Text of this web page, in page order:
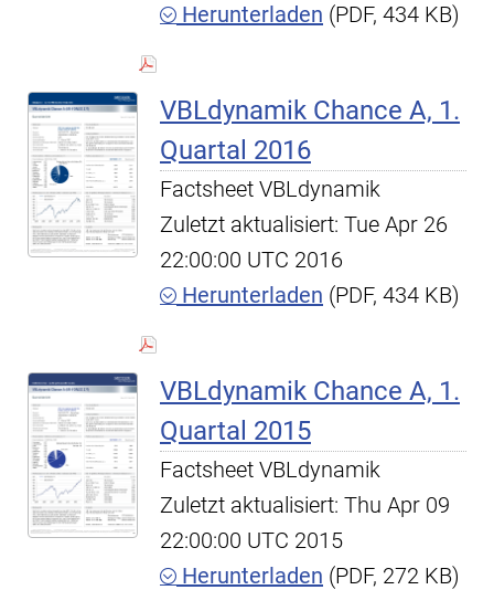
Herunterladen (PDF, 434 KB)
VBLdynamik Chance A, 1.
Quartal 2016
Factsheet VBLdynamik
Zuletzt aktualisiert: Tue Apr 26
22:00:00 UTC 2016
Herunterladen (PDF, 434 KB)
VBLdynamik Chance A, 1.
Quartal 2015
Factsheet VBLdynamik
Zuletzt aktualisiert: Thu Apr 09
22:00:00 UTC 2015
Herunterladen (PDF, 272 KB)